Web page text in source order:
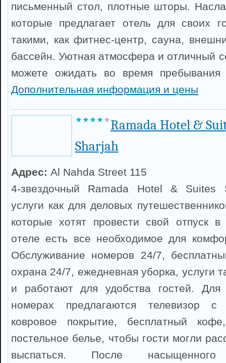
письменный стол, плотные шторы.
которые предлагает отель для своих
такими, как фитнес-центр, сауна,
бассейн. Уютная атмосфера и отличный
можете ожидать во время
Дополнительная информация и цены
Ramada Hotel &
Sharjah
Адрес: Al Nahda Street 115
4-звездочный Ramada Hotel & Suites
услуги как для деловых
которые хотят провести свой отпуск
отеле есть все необходимое для
Обслуживание номеров 24/7,
охрана 24/7, ежедневная уборка, услуги
и работают для удобства гостей. Для
номерах предлагаются телевизор с
ковровое покрытие, бесплатный
постельное белье, чтобы гости могли
выспаться. После